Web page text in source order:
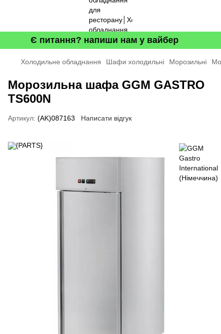
Є питання? напиши нам у вайбер
Холодильне обладнання Шафи холодильні Морозильнi
Морозильна шафа GGM GASTRO
TS600N
Артикул: (AK)087163 Написати відгук